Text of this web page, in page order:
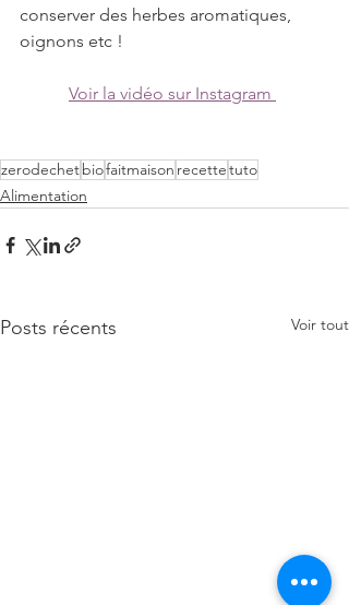
conserver des herbes aromatiques,
oignons etc !
Voir la vidéo sur Instagram
zerodechetbiofaitmaison recettetuto
Alimentation
Posts récents Voir tout